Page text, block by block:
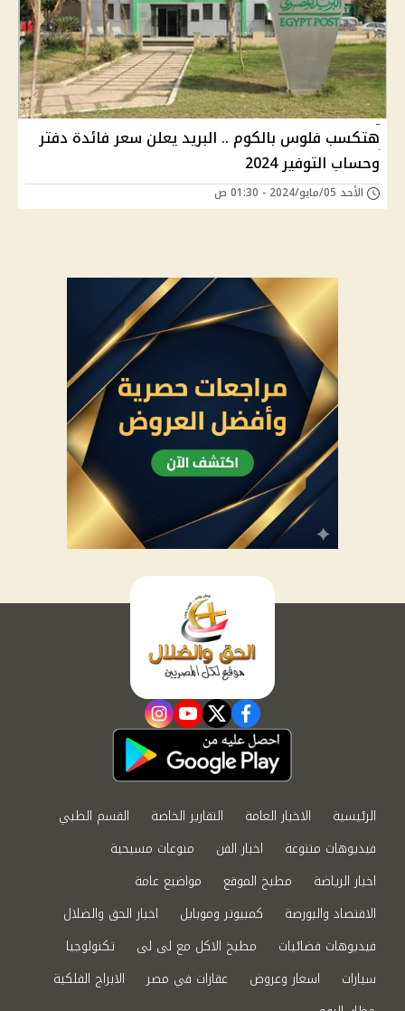
هتكسب فلوس بالكوم .. البريد يعلن سعر فائدة دفتر
وحساب التوفير 2024
الأحد 05/مايو/2024 - 01:30 ص
facebook
twitter
youtube
instagram
الرئيسية الاخبار العامة التقارير الخاصة
القسم الطبي
فيديوهات متنوعة
اخبار الفن
منوعات مسيحية
اخبار الرياضة
مطبخ الموقع
مواضيع عامة
الاقتصاد والبورصة
كمبيوتر وموبايل
اخبار الحق والضلال
فيديوهات فضائيات
مطبخ الاكل مع لى لى
تكنولوجيا
سيارات
اسعار وعروض عقارات في مصر
الابراج الفلكية